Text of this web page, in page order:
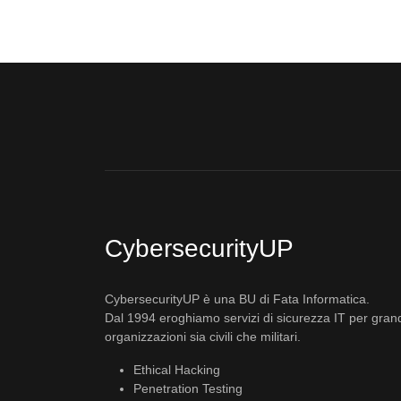
CybersecurityUP
CybersecurityUP è una BU di Fata Informatica.
Dal 1994 eroghiamo servizi di sicurezza IT per
organizzazioni sia civili che militari.
Ethical Hacking
Penetration Testing